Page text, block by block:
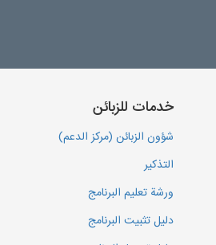
خدمات للزبائن
شؤون الزبائن (مركز الدعم)
التذكير
ورشة تعليم البرنامج
دليل تثبيت البرنامج